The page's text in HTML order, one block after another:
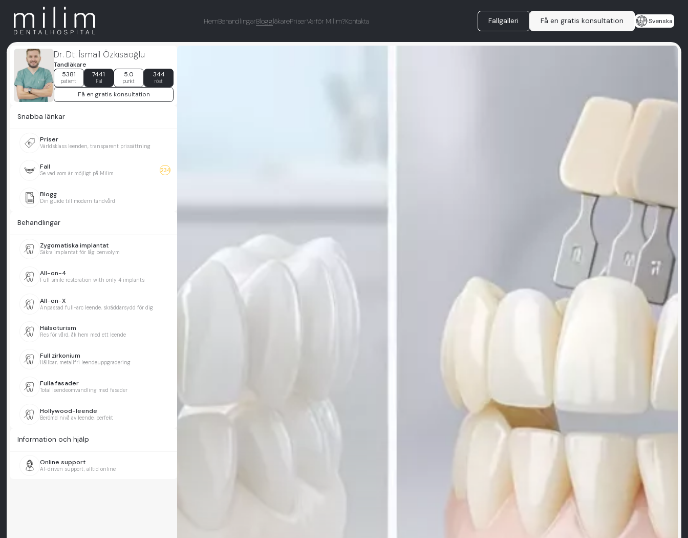
HemBehandlingarBloggläkarePriserVarför Milim?Kontakta Fallgalleri Få en gratis konsultation Svenska
Dr. Dt. İsmail Özkısaoğlu
Tandläkare
5381
patient
7441
Fall
5.0
punkt
344
röst
Få en gratis konsultation
Snabba länkar
Priser
Världsklass leenden, transparent prissättning
Fall
Se vad som är möjligt på Milim 234
Blogg
Din guide till modern tandvård
Behandlingar
Zygomatiska implantat
Säkra implantat för låg benvolym
All-on-4
Full smile restoration with only 4 implants
All-on-X
Anpassad full-arc leende, skräddarsydd för dig
Hälsoturism
Res för vård, åk hem med ett leende
Full zirkonium
Hållbar, metallfri leendeuppgradering
Fulla fasader
Total leendeomvandling med fasader
Hollywood-leende
Berömd nivå av leende, perfekt
Information och hjälp
Online support
AI-driven support, alltid online